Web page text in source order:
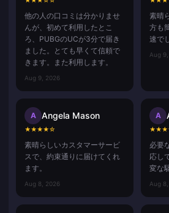
他の人の口コミは分かりませ
んが、初めて利用したとこ
ろ、PUBGのUCが3分で届き
ました。とても早くて信頼で
きます。また利用します。
Aug 9, 2026
素晴
方も
速で
Aug
A Angela Mason
★★★★☆
素晴らしいカスタマーサービ
スで、約束通りに届けてくれ
ます。
Aug 8, 2026
A
★★★
必要
応し
変な
Aug